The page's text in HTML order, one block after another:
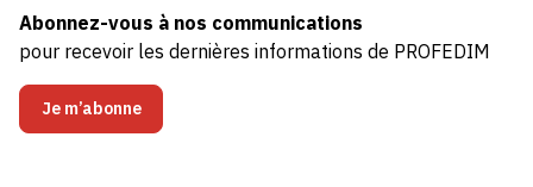
Abonnez-vous à nos communications
pour recevoir les dernières informations de PROFEDIM
Je m’abonne